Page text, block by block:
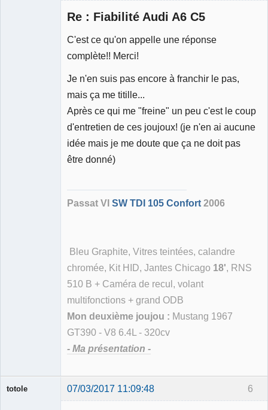
Re : Fiabilité Audi A6 C5
C'est ce qu'on appelle une réponse
complète!! Merci!
Je n'en suis pas encore à franchir le pas,
mais ça me titille...
Après ce qui me "freine" un peu c'est le coup
d'entretien de ces joujoux! (je n'en ai aucune
idée mais je me doute que ça ne doit pas
être donné)
Passat VI SW TDI 105 Confort 2006
Bleu Graphite, Vitres teintées, calandre
chromée, Kit HID, Jantes Chicago 18', RNS
510 B + Caméra de recul, volant
multifonctions + grand ODB
Mon deuxième joujou : Mustang 1967
GT390 - V8 6.4L - 320cv
- Ma présentation -
6
totole 07/03/2017 11:09:48